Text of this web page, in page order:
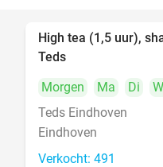
High tea (1,5 uur),
Teds
Morgen
Ma Di
Teds Eindhoven
Eindhoven
Verkocht: 491